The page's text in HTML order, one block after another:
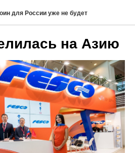
для России уже не будет
на Азию